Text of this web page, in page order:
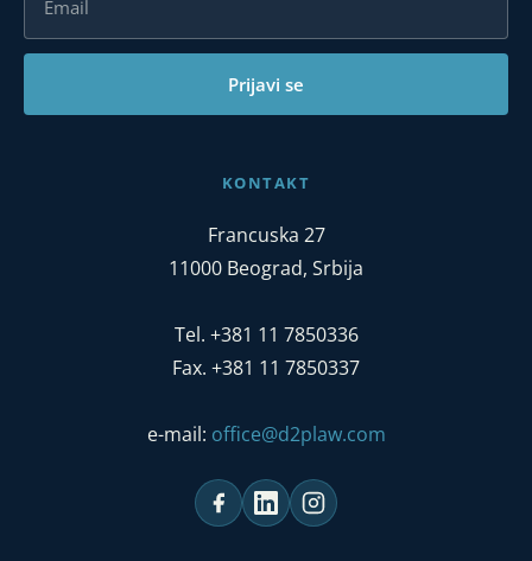
Prijavi se
KONTAKT
Francuska 27
11000 Beograd, Srbija
Tel. +381 11 7850336
Fax. +381 11 7850337
e-mail: office@d2plaw.com